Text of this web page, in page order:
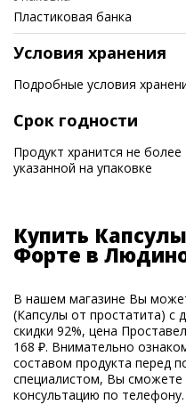
Пластиковая банка
Условия хранения
Подробные условия
Срок годности
Продукт хранится не
указанной на упаковке
Купить
Форте в
В нашем магазине Вы
(Капсулы от простатита) с
скидки 92%, цена
168 ₽. Внимательно
составом продукта перед
специалистом, Вы сможете
консультацию по